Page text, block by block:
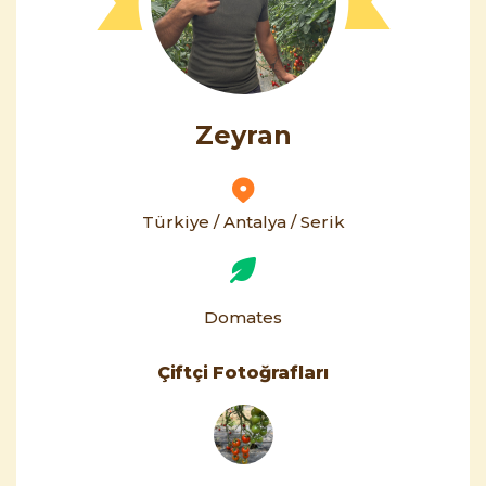
Zeyran
Türkiye / Antalya / Serik
Domates
Çiftçi Fotoğrafları